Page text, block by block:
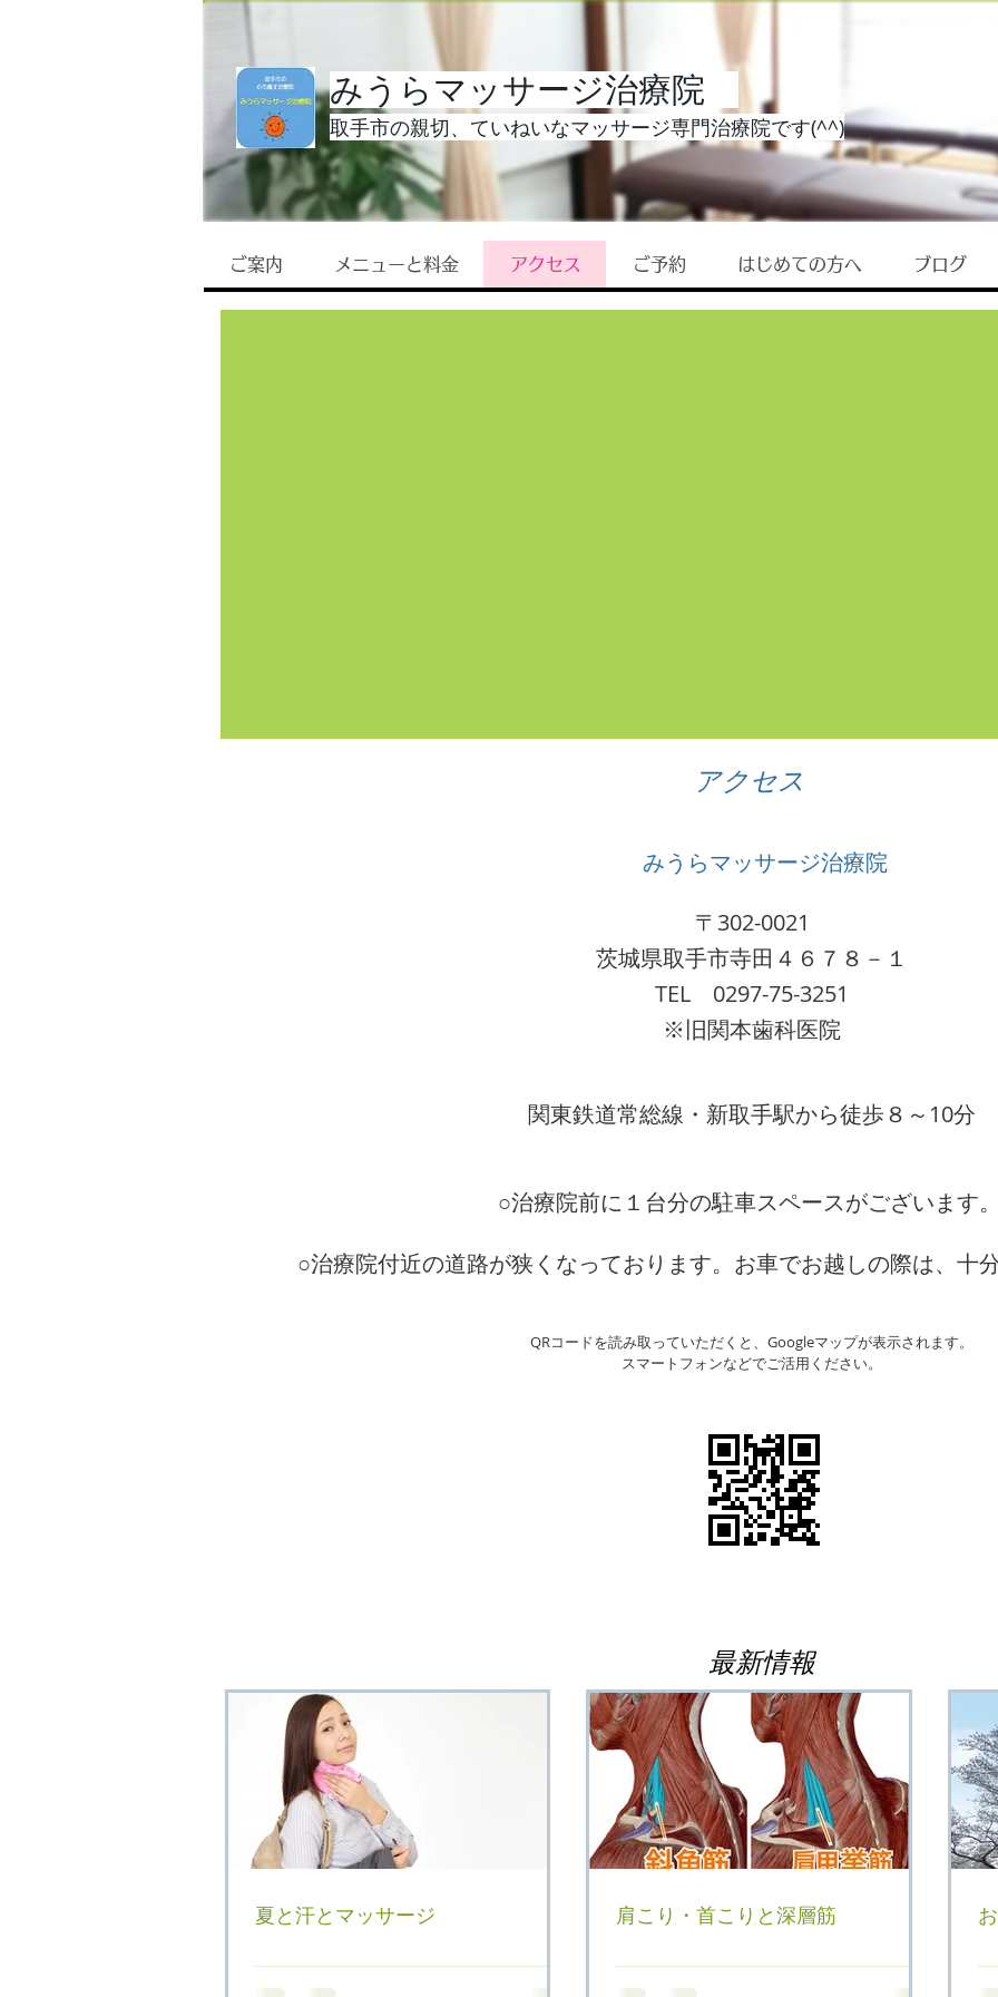
みうらマッサージ治療院
取手市の親切、ていねいなマッサージ専門治療院です(^^)
ご案内 メニューと料金 アクセス ご予約 はじめての方へ ブログ
アクセス
みうらマッサージ治療院
〒302-0021
茨城県取手市寺田４６７８－１
​TEL 0297-75-3251
​※旧関本歯科医院
​関東鉄道常総線・新取手駅から徒歩８～10分
○治療院前に１台分の駐車スペースがございます。
○治療院付近の道路が狭くなっております。お車でお越しの際は、十
QRコードを読み取っていただくと、Googleマップが表示されます。
​スマートフォンなどでご活用ください。
夏と汗とマッサージ 肩こり・首こりと深層筋
最新情報